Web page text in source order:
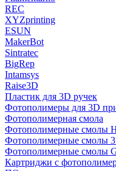
REC
XYZprinting
ESUN
MakerBot
Sintratec
BigRep
Intamsys
Raise3D
Пластик для 3D ручек
Фотополимеры для 3D
Фотополимерная смола
Фотополимерные смолы
Фотополимерные смолы
Фотополимерные смолы
Картриджи с